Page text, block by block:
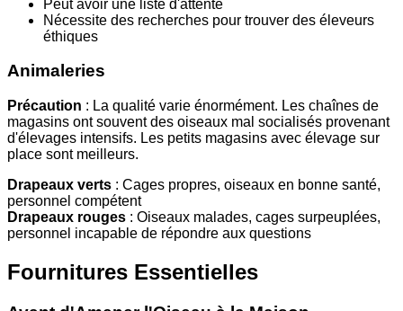
Peut avoir une liste d'attente
Nécessite des recherches pour trouver des éleveurs
éthiques
Animaleries
Précaution : La qualité varie énormément. Les chaînes de
magasins ont souvent des oiseaux mal socialisés provenant
d'élevages intensifs. Les petits magasins avec élevage sur
place sont meilleurs.
Drapeaux verts : Cages propres, oiseaux en bonne santé,
personnel compétent
Drapeaux rouges : Oiseaux malades, cages surpeuplées,
personnel incapable de répondre aux questions
Fournitures Essentielles